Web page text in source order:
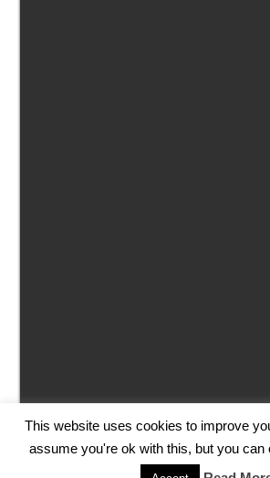
Copyright 2018 Fabian Kainka | All
Impressum
This website uses cookies to improve
assume you're ok with this, but you can